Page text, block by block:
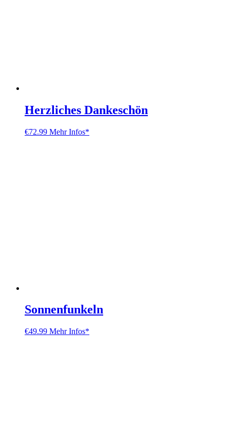
Herzliches Dankeschön
€72.99 Mehr Infos*
Sonnenfunkeln
€49.99 Mehr Infos*